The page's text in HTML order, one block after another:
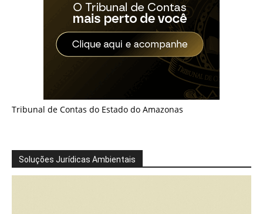
Tribunal de Contas do Estado do Amazonas
Soluções Jurídicas Ambientais